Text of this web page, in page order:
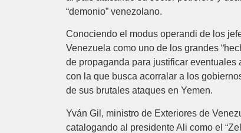
“demonio” venezolano.
Conociendo el modus operandi de los
Venezuela como uno de los grandes
de propaganda para justificar
con la que busca acorralar a los
de sus brutales ataques en Yemen.
Yván Gil, ministro de Exteriores de
catalogando al presidente Ali como el